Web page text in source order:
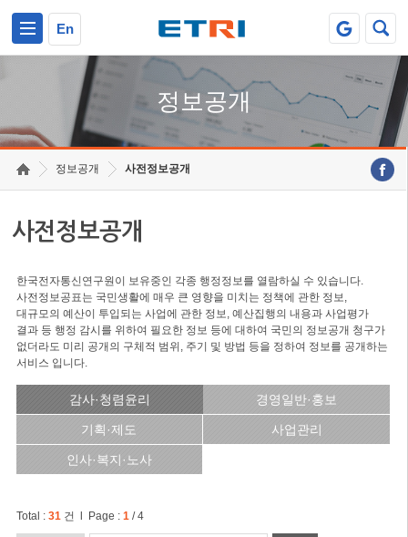
En
정보공개
정보공개 사전정보공개
사전정보공개
한국전자통신연구원이 보유중인 각종 행정정보를 열람하실 수 있습니다.
사전정보공표는 국민생활에 매우 큰 영향을 미치는 정책에 관한 정보,
대규모의 예산이 투입되는 사업에 관한 정보, 예산집행의 내용과 사업평가
결과 등 행정 감시를 위하여 필요한 정보 등에 대하여 국민의 정보공개 청구가
없더라도 미리 공개의 구체적 범위, 주기 및 방법 등을 정하여 정보를 공개하는
서비스 입니다.
감사·청렴윤리 경영일반·홍보
기획·제도 사업관리
인사·복지·노사
Total : 31건 l Page : 1/ 4